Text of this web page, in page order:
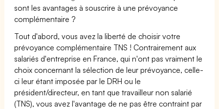
sont les avantages à souscrire à une prévoyance
complémentaire ?
Tout d'abord, vous avez la liberté de choisir votre
prévoyance complémentaire TNS ! Contrairement aux
salariés d'entreprise en France, qui n'ont pas vraiment le
choix concernant la sélection de leur prévoyance, celle-
ci leur étant imposée par le DRH ou le
président/directeur, en tant que travailleur non salarié
(TNS), vous avez l'avantage de ne pas être contraint par